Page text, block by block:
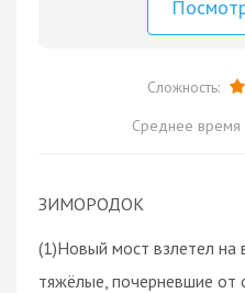
Сложность:
Среднее время
ЗИМОРОДОК
(1)Новый мост взлетел на
тяжёлые, почерневшие от